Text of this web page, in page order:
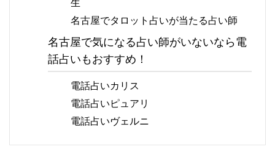
名古屋でタロット占いが当たる占い師
名古屋で気になる占い師がいないなら電
話占いもおすすめ！
電話占いカリス
電話占いピュアリ
電話占いヴェルニ